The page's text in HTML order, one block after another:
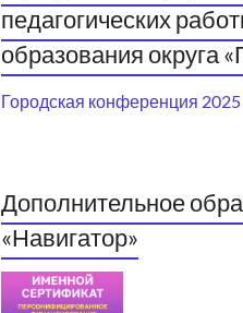
педагогических
образования округа
Городская конференция 2025
Дополнительное
«Навигатор»